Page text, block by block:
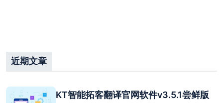
近期文章
KT智能拓客翻译官网软件v3.5.1尝鲜版